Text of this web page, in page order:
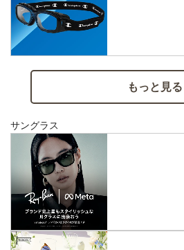
もっと見る
サングラス